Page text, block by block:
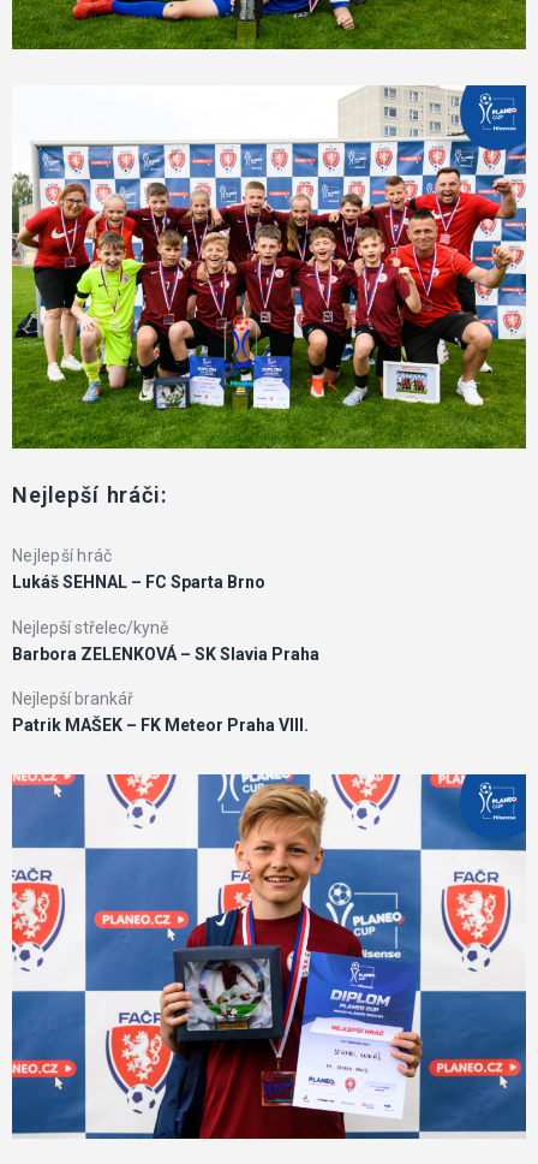
Nejlepší hráči:
Nejlepší hráč
Lukáš SEHNAL – FC Sparta Brno
Nejlepší střelec/kyně
Barbora ZELENKOVÁ – SK Slavia Praha
Nejlepší brankář
Patrik MAŠEK – FK Meteor Praha VIII.